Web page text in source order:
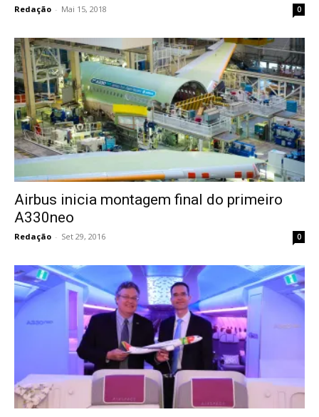
Redação - Mai 15, 2018 0
Airbus inicia montagem final do primeiro
A330neo
Redação - Set 29, 2016 0